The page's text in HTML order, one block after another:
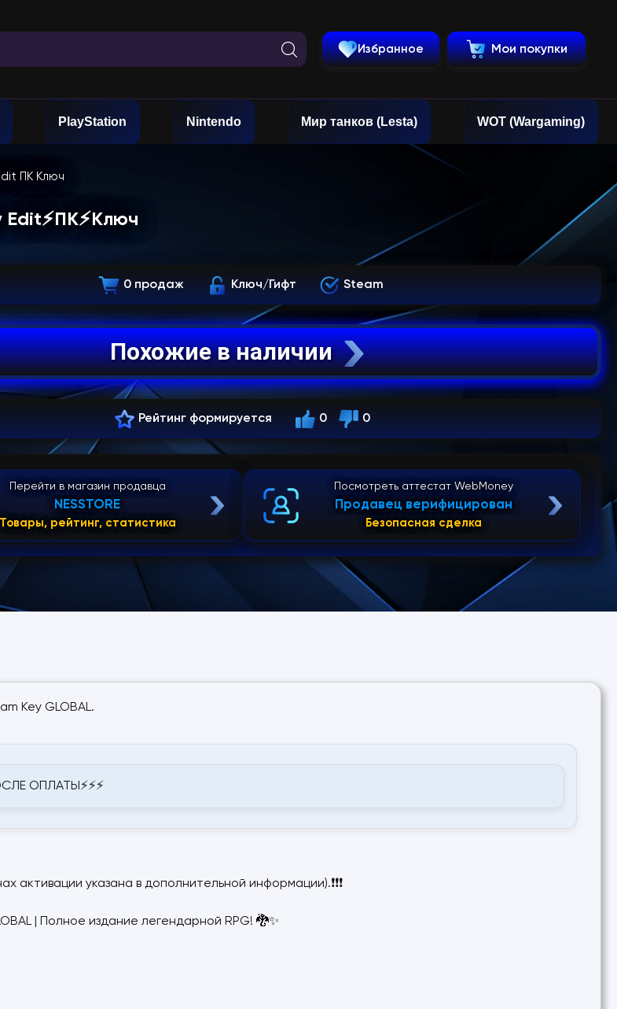
Избранное Мои покупки
PlayStation Nintendo Мир танков (Lesta) WOT (Wargaming)
ПК Ключ
0 продаж Ключ/Гифт Steam
Похожие в наличии
Рейтинг формируется 0 0
Перейти в магазин продавца
NESSTORE
Товары, рейтинг, статистика
Посмотреть аттестат WebMoney
Продавец верифицирован
Безопасная сделка
Key GLOBAL.
ОПЛАТЫ⚡⚡⚡
активации указана в дополнительной информации).❗❗❗
| Полное издание легендарной RPG! 🐉✨